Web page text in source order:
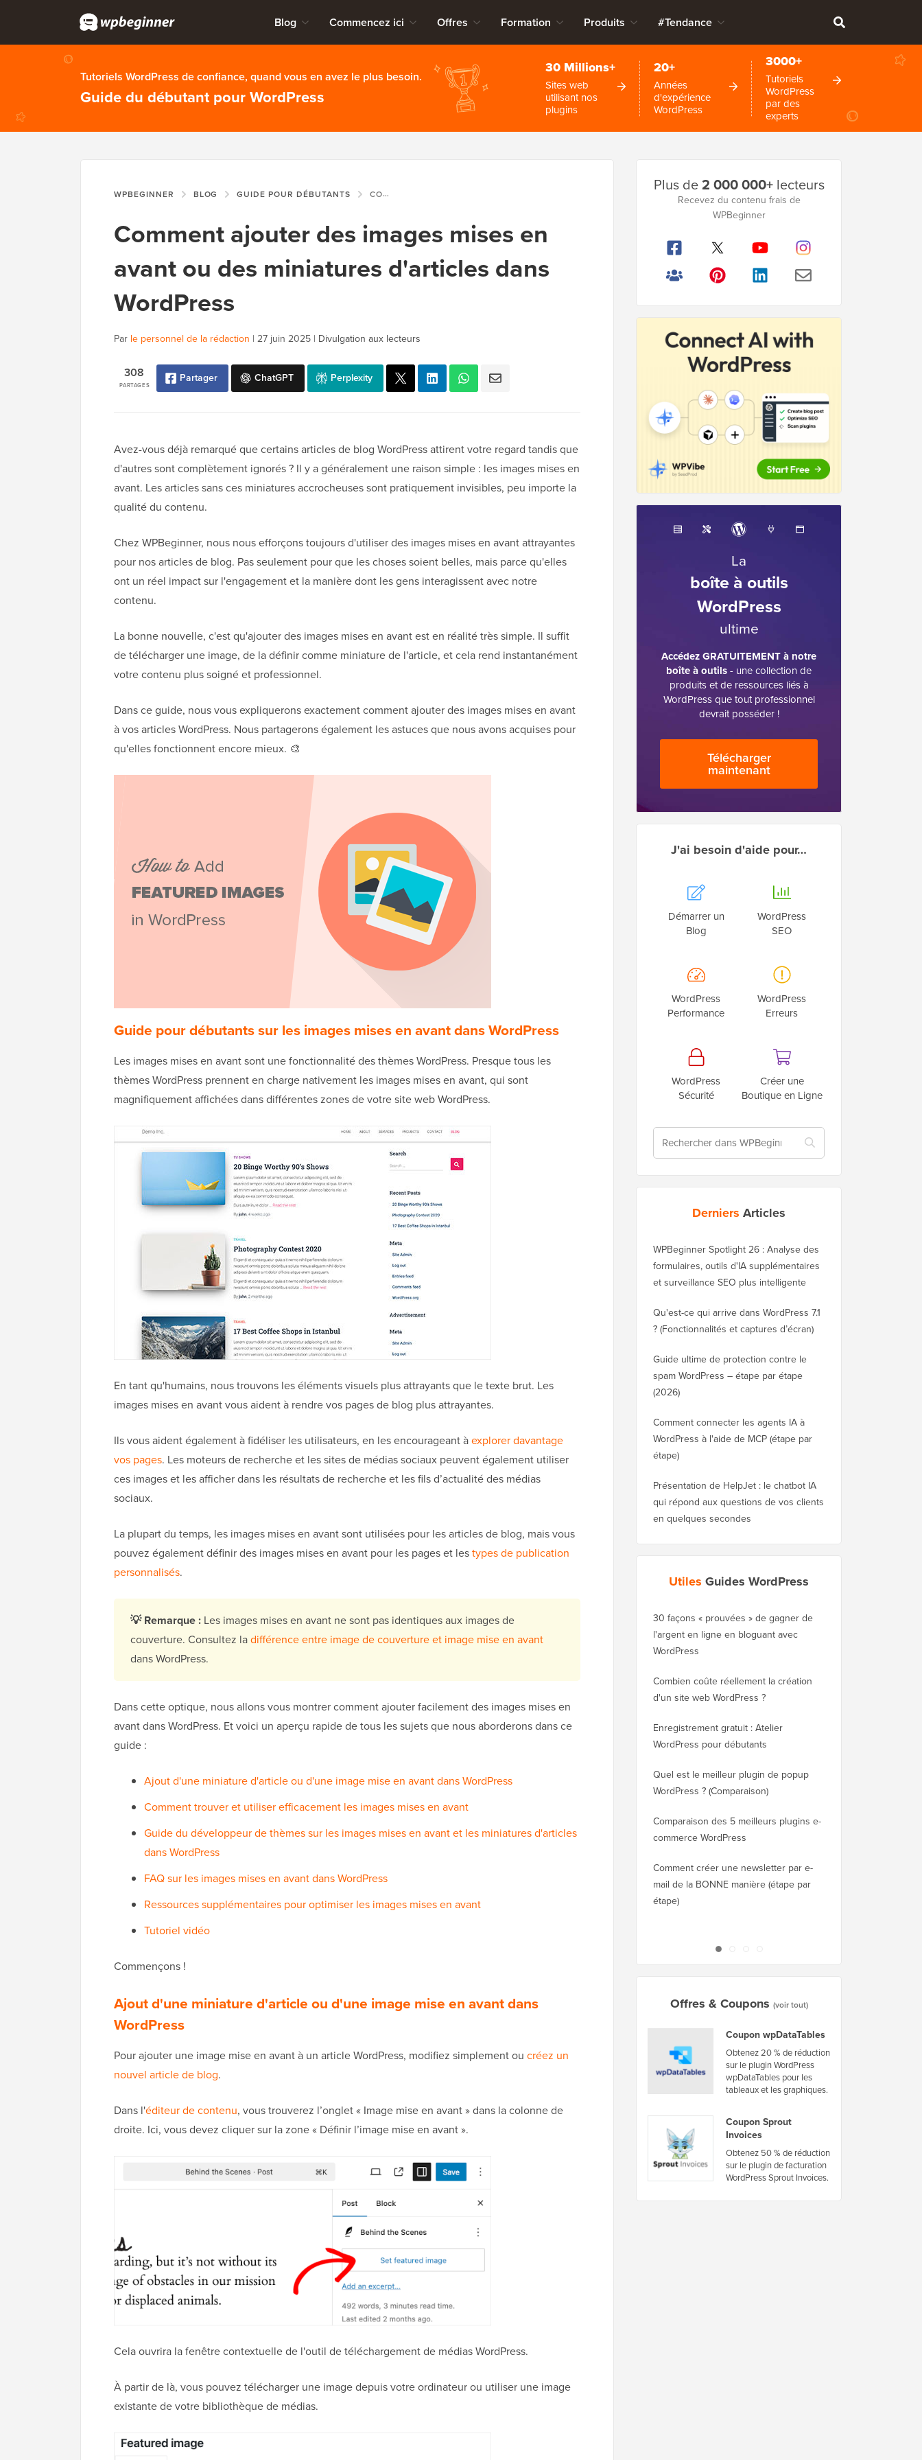
Blog Commencez ici Offres Formation Produits #Tendance
Tutoriels WordPress de confiance, quand vous en avez le plus besoin.
Guide du débutant pour WordPress
30 Millions+
Sites web
utilisant nos
plugins
20+
Années
d'expérience
WordPress
3000+
Tutoriels
WordPress
par des
experts
WPBEGINNER BLOG GUIDE POUR DÉBUTANTS COMMENT AJOUTER DES IMAGES MISES EN AVANT OU DES MINIATURES D'ARTICLES DANS WORDPRESS
Comment ajouter des images mises en
avant ou des miniatures d'articles dans
WordPress
Par le personnel de la rédaction | 27 juin 2025 | Divulgation aux lecteurs
PARTAGES
308 Partager ChatGPT Perplexity
Avez-vous déjà remarqué que certains articles de blog WordPress attirent votre regard tandis que
d'autres sont complètement ignorés ? Il y a généralement une raison simple : les images mises en
avant. Les articles sans ces miniatures accrocheuses sont pratiquement invisibles, peu importe la
qualité du contenu.
Chez WPBeginner, nous nous efforçons toujours d'utiliser des images mises en avant attrayantes
pour nos articles de blog. Pas seulement pour que les choses soient belles, mais parce qu'elles
ont un réel impact sur l'engagement et la manière dont les gens interagissent avec notre
contenu.
La bonne nouvelle, c'est qu'ajouter des images mises en avant est en réalité très simple. Il suffit
de télécharger une image, de la définir comme miniature de l'article, et cela rend instantanément
votre contenu plus soigné et professionnel.
Dans ce guide, nous vous expliquerons exactement comment ajouter des images mises en avant
à vos articles WordPress. Nous partagerons également les astuces que nous avons acquises pour
qu'elles fonctionnent encore mieux. 🎨
Guide pour débutants sur les images mises en avant dans WordPress
Les images mises en avant sont une fonctionnalité des thèmes WordPress. Presque tous les
thèmes WordPress prennent en charge nativement les images mises en avant, qui sont
magnifiquement affichées dans différentes zones de votre site web WordPress.
En tant qu'humains, nous trouvons les éléments visuels plus attrayants que le texte brut. Les
images mises en avant vous aident à rendre vos pages de blog plus attrayantes.
Ils vous aident également à fidéliser les utilisateurs, en les encourageant àexplorer davantage
vos pages. Les moteurs de recherche et les sites de médias sociaux peuvent également utiliser
ces images et les afficher dans les résultats de recherche et les fils d’actualité des médias
sociaux.
La plupart du temps, les images mises en avant sont utilisées pour les articles de blog, mais vous
pouvez également définir des images mises en avant pour les pages et lestypes de publication
personnalisés.
💡 Remarque : Les images mises en avant ne sont pas identiques aux images de
couverture. Consultez ladifférence entre image de couverture et image mise en avant
dans WordPress.
Dans cette optique, nous allons vous montrer comment ajouter facilement des images mises en
avant dans WordPress. Et voici un aperçu rapide de tous les sujets que nous aborderons dans ce
guide :
Ajout d'une miniature d'article ou d'une image mise en avant dans WordPress
Comment trouver et utiliser efficacement les images mises en avant
Guide du développeur de thèmes sur les images mises en avant et les miniatures d'articles
dans WordPress
FAQ sur les images mises en avant dans WordPress
Ressources supplémentaires pour optimiser les images mises en avant
Tutoriel vidéo
Commençons !
Ajout d'une miniature d'article ou d'une image mise en avant dans
WordPress
Pour ajouter une image mise en avant à un article WordPress, modifiez simplement ou créez un
nouvel article de blog.
Dans l'éditeur de contenu, vous trouverez l’onglet « Image mise en avant » dans la colonne de
droite. Ici, vous devez cliquer sur la zone « Définir l’image mise en avant ».
Cela ouvrira la fenêtre contextuelle de l'outil de téléchargement de médias WordPress.
À partir de là, vous pouvez télécharger une image depuis votre ordinateur ou utiliser une image
existante de votre bibliothèque de médias.
latérale
Plus de2 000 000+lecteurs
Recevez du contenu frais de
WPBeginner
La
boîte à outils
WordPress
ultime
Accédez GRATUITEMENT à notre
boîte à outils- une collection de
produits et de ressources liés à
WordPress que tout professionnel
devrait posséder !
Télécharger
maintenant
J'ai besoin d'aide pour…
Démarrer un
Blog
WordPress
SEO
WordPress
Performance
WordPress
Erreurs
WordPress
Sécurité
Créer une
Boutique en Ligne
Derniers Articles
WPBeginner Spotlight 26 : Analyse des
formulaires, outils d'IA supplémentaires
et surveillance SEO plus intelligente
Qu'est-ce qui arrive dans WordPress 7.1
? (Fonctionnalités et captures d’écran)
Guide ultime de protection contre le
spam WordPress – étape par étape
(2026)
Comment connecter les agents IA à
WordPress à l'aide de MCP (étape par
étape)
Présentation de HelpJet : le chatbot IA
qui répond aux questions de vos clients
en quelques secondes
Utiles Guides WordPress
30 façons « prouvées » de gagner de
l'argent en ligne en bloguant avec
WordPress
Combien coûte réellement la création
d'un site web WordPress ?
Enregistrement gratuit : Atelier
WordPress pour débutants
Quel est le meilleur plugin de popup
WordPress ? (Comparaison)
Comparaison des 5 meilleurs plugins e-
commerce WordPress
Comment créer une newsletter par e-
mail de la BONNE manière (étape par
étape)
Offres & Coupons (voir tout)
Coupon wpDataTables
Obtenez 20 % de réduction
sur le plugin WordPress
wpDataTables pour les
tableaux et les graphiques.
Coupon Sprout
Invoices
Obtenez 50 % de réduction
sur le plugin de facturation
WordPress Sprout Invoices.